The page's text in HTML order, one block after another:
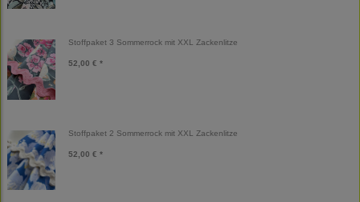
Stoffpaket 3 Sommerrock mit XXL Zackenlitze
52,00 € *
Stoffpaket 2 Sommerrock mit XXL Zackenlitze
52,00 € *